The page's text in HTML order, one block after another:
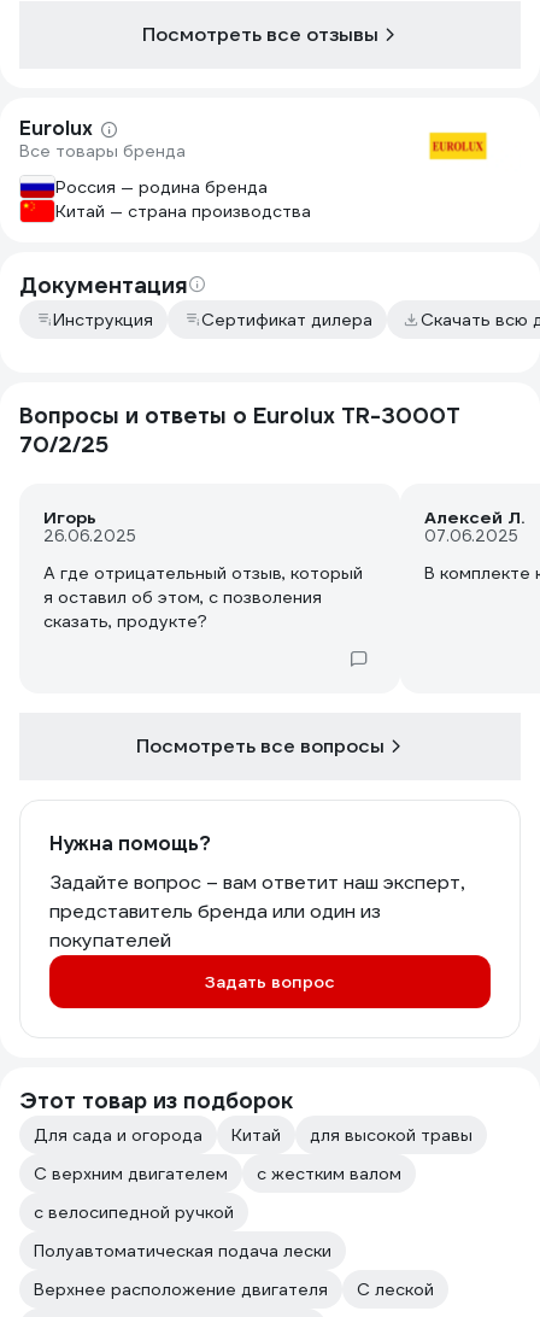
стабильные ровные , косил высокие
подточил болгаркой . Режет хорошо и
стебли лопухов и поросли сливы и
вишни даже яблоню чуть не срубил
молодую (. Обнаружил слабый узел ,
пришлось доработать напильником.
Но ничего все собралось и работает .
По мне отличная коса. На средних
плече с ремнем из комплекта
работать нормально . Только нужно
соток по
Посмотреть все отзывы
Eurolux
Все товары бренда
Россия — родина бренда
Китай — страна производства
Документация
Инструкция Сертификат дилера Скачать всю
Вопросы и ответы о Eurolux TR-3000T
70/2/25
Игорь
26.06.2025
А где отрицательный отзыв, который
я оставил об этом, с позволения
сказать, продукте?
Алексей Л.
07.06.2025
В комплекте
Посмотреть все вопросы
Нужна помощь?
Задайте вопрос – вам ответит наш эксперт,
представитель бренда или один из
покупателей
Задать вопрос
Этот товар из подборок
Для сада и огорода Китай
для высокой травы
С верхним двигателем
с жестким валом
с велосипедной ручкой
Полуавтоматическая подача лески
Верхнее расположение двигателя
С леской